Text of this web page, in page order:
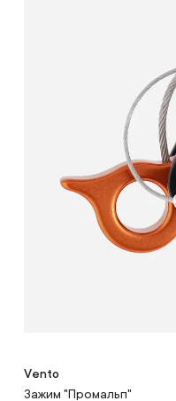
Vento
Зажим "Промальп"